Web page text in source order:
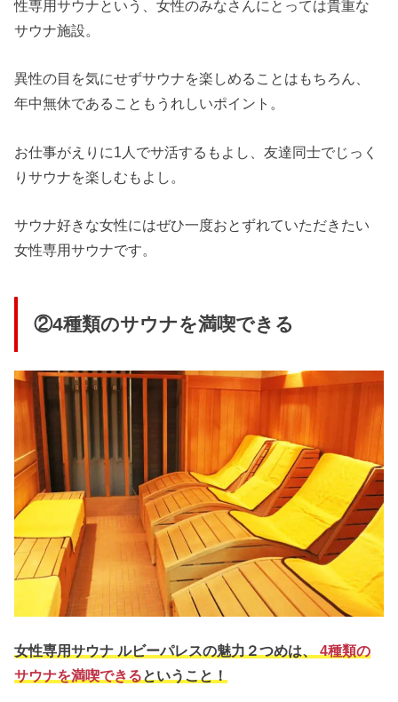
性専用サウナという、女性のみなさんにとっては貴重な
サウナ施設。
異性の目を気にせずサウナを楽しめることはもちろん、
年中無休であることもうれしいポイント。
お仕事がえりに1人でサ活するもよし、友達同士でじっく
りサウナを楽しむもよし。
サウナ好きな女性にはぜひ一度おとずれていただきたい
女性専用サウナです。
②4種類のサウナを満喫できる
女性専用サウナ ルビーパレスの魅力２つめは、
4種類の
サウナを満喫できるということ！